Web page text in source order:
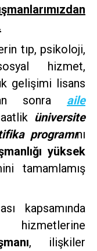
tıp, psikoloji,
hizmet,
gelişimi lisans
sonra aile
üniversite
programını
yüksek
tamamlamış
kapsamında
, ilişkiler